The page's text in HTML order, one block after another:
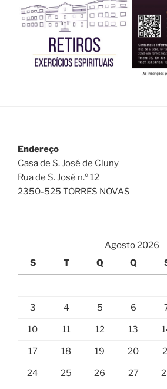
Endereço
Casa de S. José de Cluny
Rua de S. José n.º 12
2350-525 TORRES NOVAS
Agosto 2026
S
T Q Q
3 4 5 6
10 11 12 13
17 18 19 20
24 25 26 27